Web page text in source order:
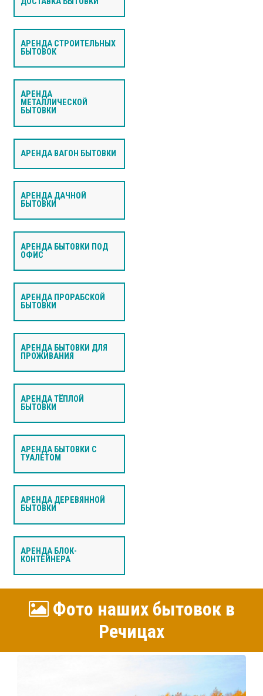
АРЕНДА СТРОИТЕЛЬНЫХ
БЫТОВОК
АРЕНДА
МЕТАЛЛИЧЕСКОЙ
БЫТОВКИ
АРЕНДА ВАГОН БЫТОВКИ
АРЕНДА ДАЧНОЙ
БЫТОВКИ
АРЕНДА БЫТОВКИ ПОД
ОФИС
АРЕНДА ПРОРАБСКОЙ
БЫТОВКИ
АРЕНДА БЫТОВКИ ДЛЯ
ПРОЖИВАНИЯ
АРЕНДА ТЁПЛОЙ
БЫТОВКИ
АРЕНДА БЫТОВКИ С
ТУАЛЕТОМ
АРЕНДА ДЕРЕВЯННОЙ
БЫТОВКИ
АРЕНДА БЛОК-
КОНТЕЙНЕРА
Фото наших бытовок в
Речицах